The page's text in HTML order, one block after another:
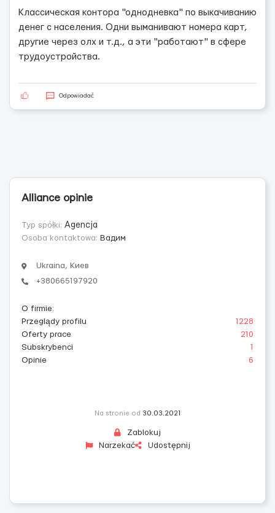
Классическая контора "однодневка" по выкачиванию
денег с населения. Одни выманивают номера карт,
другие через олх и т.д., а эти "работают" в сфере
трудоустройства.
Odpowiadać
Alliance opinie
Typ spółki: Agencja
Osoba kontaktowa: Вадим
Ukraina, Киев
+380665197920
O firmie:
Przeglądy profilu
1228
Oferty prace
210
Subskrybenci
1
Opinie
6
Na stronie od 30.03.2021
Zablokuj
Narzekać
Udostępnij